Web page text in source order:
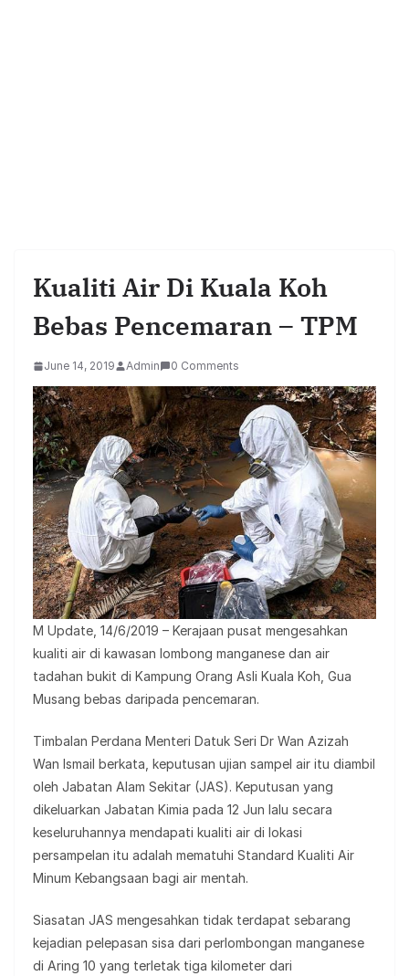
Kualiti Air Di Kuala Koh
Bebas Pencemaran – TPM
June 14, 2019 Admin 0 Comments
M Update, 14/6/2019 – Kerajaan pusat mengesahkan
kualiti air di kawasan lombong manganese dan air
tadahan bukit di Kampung Orang Asli Kuala Koh, Gua
Musang bebas daripada pencemaran.
Timbalan Perdana Menteri Datuk Seri Dr Wan Azizah
Wan Ismail berkata, keputusan ujian sampel air itu diambil
oleh Jabatan Alam Sekitar (JAS). Keputusan yang
dikeluarkan Jabatan Kimia pada 12 Jun lalu secara
keseluruhannya mendapati kualiti air di lokasi
persampelan itu adalah mematuhi Standard Kualiti Air
Minum Kebangsaan bagi air mentah.
Siasatan JAS mengesahkan tidak terdapat sebarang
kejadian pelepasan sisa dari perlombongan manganese
di Aring 10 yang terletak tiga kilometer dari